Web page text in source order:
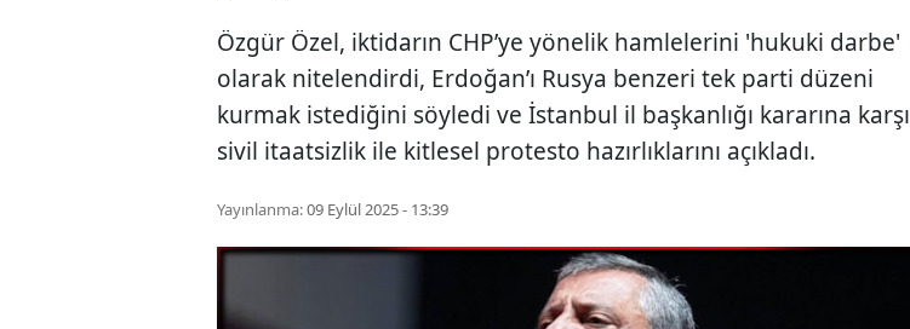
Özgür Özel, iktidarın CHP’ye yönelik hamlelerini 'hukuki darbe'
olarak nitelendirdi, Erdoğan’ı Rusya benzeri tek parti düzeni
kurmak istediğini söyledi ve İstanbul il başkanlığı kararına karşı
sivil itaatsizlik ile kitlesel protesto hazırlıklarını açıkladı.
Yayınlanma:09 Eylül 2025 - 13:39